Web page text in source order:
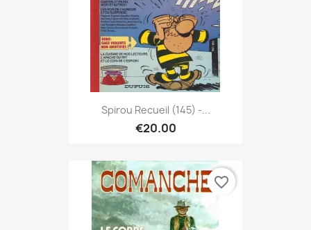
Spirou Recueil (145) -...
€20.00
favorite_border